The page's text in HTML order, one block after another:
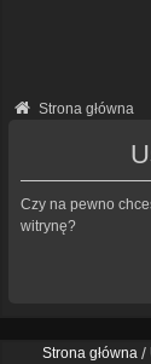
Strona główna
Czy na pewno
witrynę?
Strona główna